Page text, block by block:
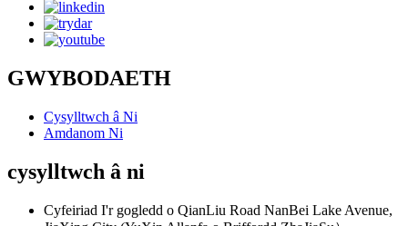
GWYBODAETH
Cysylltwch â Ni
Amdanom Ni
cysylltwch â ni
Cyfeiriad I'r gogledd o QianLiu Road NanBei Lake Avenue,